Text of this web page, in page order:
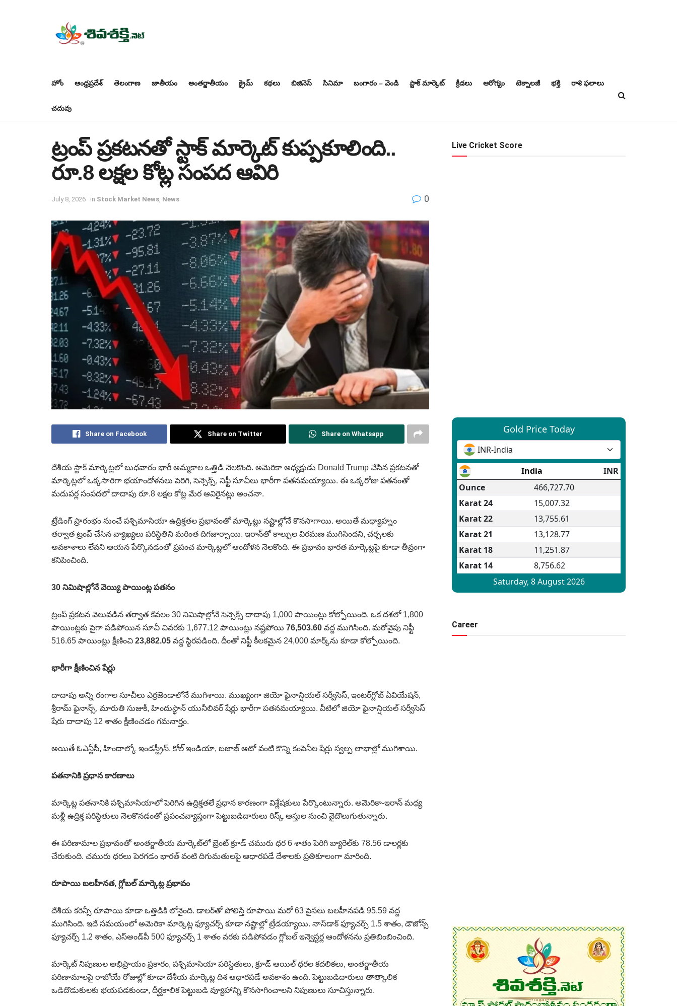
హోం ఆంధ్రప్రదేశ్ తెలంగాణ జాతీయం అంతర్జాతీయం క్రైమ్ కథలు బిజినెస్‌ సినిమా బంగారం – వెండి స్టాక్ మార్కెట్ క్రీడలు ఆరోగ్యం టెక్నాలజీ భక్తి రాశి ఫలాలు
చదువు
ట్రంప్‌ ప్రకటనతో స్టాక్‌ మార్కెట్‌ కుప్పకూలింది..
రూ.8 లక్షల కోట్ల సంపద ఆవిరి
July 8, 2026 in Stock Market News News 0
Share on Facebook Share on Twitter Share on Whatsapp
దేశీయ స్టాక్‌ మార్కెట్లలో బుధవారం భారీ అమ్మకాల ఒత్తిడి నెలకొంది. అమెరికా అధ్యక్షుడు Donald Trump చేసిన ప్రకటనతో
మార్కెట్లలో ఒక్కసారిగా భయాందోళనలు పెరిగి, సెన్సెక్స్‌, నిఫ్టీ సూచీలు భారీగా పతనమయ్యాయి. ఈ ఒక్కరోజు పతనంతో
మదుపర్ల సంపదలో దాదాపు రూ.8 లక్షల కోట్ల మేర ఆవిరైనట్లు అంచనా.
ట్రేడింగ్‌ ప్రారంభం నుంచే పశ్చిమాసియా ఉద్రిక్తతల ప్రభావంతో మార్కెట్లు నష్టాల్లోనే కొనసాగాయి. అయితే మధ్యాహ్నం
తర్వాత ట్రంప్‌ చేసిన వ్యాఖ్యలు పరిస్థితిని మరింత దిగజార్చాయి. ఇరాన్‌తో కాల్పుల విరమణ ముగిసిందని, చర్చలకు
అవకాశాలు లేవని ఆయన పేర్కొనడంతో ప్రపంచ మార్కెట్లలో ఆందోళన నెలకొంది. ఈ ప్రభావం భారత మార్కెట్లపై కూడా తీవ్రంగా
కనిపించింది.
30 నిమిషాల్లోనే వెయ్యి పాయింట్ల పతనం
ట్రంప్‌ ప్రకటన వెలువడిన తర్వాత కేవలం 30 నిమిషాల్లోనే సెన్సెక్స్‌ దాదాపు 1,000 పాయింట్లు కోల్పోయింది. ఒక దశలో 1,800
పాయింట్లకు పైగా పడిపోయిన సూచీ చివరకు 1,677.12 పాయింట్లు నష్టపోయి 76,503.60 వద్ద ముగిసింది. మరోవైపు నిఫ్టీ
516.65 పాయింట్లు క్షీణించి 23,882.05 వద్ద స్థిరపడింది. దీంతో నిఫ్టీ కీలకమైన 24,000 మార్క్‌ను కూడా కోల్పోయింది.
భారీగా క్షీణించిన షేర్లు
దాదాపు అన్ని రంగాల సూచీలు ఎర్రజెండాలోనే ముగిశాయి. ముఖ్యంగా జియో ఫైనాన్షియల్‌ సర్వీసెస్‌, ఇంటర్‌గ్లోబ్‌ ఏవియేషన్‌,
శ్రీరామ్‌ ఫైనాన్స్‌, మారుతి సుజుకీ, హిందుస్థాన్‌ యునీలివర్‌ షేర్లు భారీగా పతనమయ్యాయి. వీటిలో జియో ఫైనాన్షియల్‌ సర్వీసెస్‌
షేరు దాదాపు 12 శాతం క్షీణించడం గమనార్హం.
అయితే ఓఎన్జీసీ, హిందాల్కో ఇండస్ట్రీస్‌, కోల్‌ ఇండియా, బజాజ్‌ ఆటో వంటి కొన్ని కంపెనీల షేర్లు స్వల్ప లాభాల్లో ముగిశాయి.
పతనానికి ప్రధాన కారణాలు
మార్కెట్ల పతనానికి పశ్చిమాసియాలో పెరిగిన ఉద్రిక్తతలే ప్రధాన కారణంగా విశ్లేషకులు పేర్కొంటున్నారు. అమెరికా-ఇరాన్‌ మధ్య
మళ్లీ ఉద్రిక్త పరిస్థితులు నెలకొనడంతో ప్రపంచవ్యాప్తంగా పెట్టుబడిదారులు రిస్క్‌ ఆస్తుల నుంచి వైదొలుగుతున్నారు.
ఈ పరిణామాల ప్రభావంతో అంతర్జాతీయ మార్కెట్‌లో బ్రెంట్‌ క్రూడ్‌ చమురు ధర 6 శాతం పెరిగి బ్యారెల్‌కు 78.56 డాలర్లకు
చేరుకుంది. చమురు ధరలు పెరగడం భారత్‌ వంటి దిగుమతులపై ఆధారపడే దేశాలకు ప్రతికూలంగా మారింది.
రూపాయి బలహీనత, గ్లోబల్‌ మార్కెట్ల ప్రభావం
దేశీయ కరెన్సీ రూపాయి కూడా ఒత్తిడికి లోనైంది. డాలర్‌తో పోలిస్తే రూపాయి మరో 63 పైసలు బలహీనపడి 95.59 వద్ద
ముగిసింది. ఇదే సమయంలో అమెరికా మార్కెట్ల ఫ్యూచర్స్‌ కూడా నష్టాల్లో ట్రేడయ్యాయి. నాస్‌డాక్‌ ఫ్యూచర్స్‌ 1.5 శాతం, డౌజోన్స్‌
ఫ్యూచర్స్‌ 1.2 శాతం, ఎస్‌అండ్‌పీ 500 ఫ్యూచర్స్‌ 1 శాతం వరకు పడిపోవడం గ్లోబల్‌ ఇన్వెస్టర్ల ఆందోళనను ప్రతిబింబించింది.
మార్కెట్‌ నిపుణుల అభిప్రాయం ప్రకారం, పశ్చిమాసియా పరిస్థితులు, క్రూడ్‌ ఆయిల్‌ ధరల కదలికలు, అంతర్జాతీయ
పరిణామాలపై రాబోయే రోజుల్లో కూడా దేశీయ మార్కెట్ల దిశ ఆధారపడే అవకాశం ఉంది. పెట్టుబడిదారులు తాత్కాలిక
ఒడిదొడుకులకు భయపడకుండా, దీర్ఘకాలిక పెట్టుబడి వ్యూహాన్ని కొనసాగించాలని నిపుణులు సూచిస్తున్నారు.
Live Cricket Score
Career